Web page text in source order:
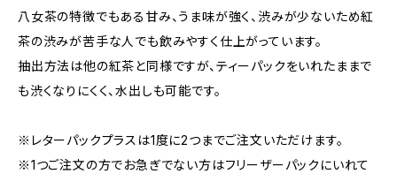
八女茶の特徴でもある甘み、うま味が強く、渋みが少ないため紅
茶の渋みが苦手な人でも飲みやすく仕上がっています。
抽出方法は他の紅茶と同様ですが、ティーパックをいれたままで
も渋くなりにくく、水出しも可能です。
※レターパックプラスは1度に2つまでご注文いただけます。
※1つご注文の方でお急ぎでない方はフリーザーパックにいれて